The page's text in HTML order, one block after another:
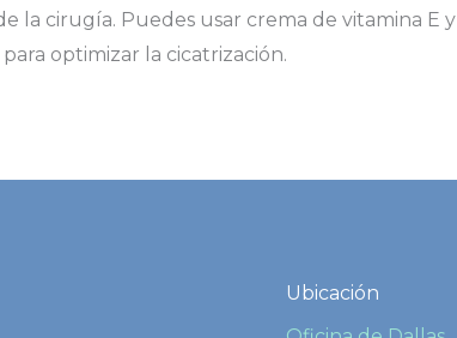
la cirugía. Puedes usar crema de vitamina E y
optimizar la cicatrización.
Ubicación